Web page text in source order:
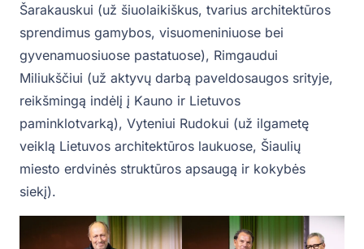
Šarakauskui (už šiuolaikiškus, tvarius architektūros
sprendimus gamybos, visuomeniniuose bei
gyvenamuosiuose pastatuose), Rimgaudui
Miliukščiui (už aktyvų darbą paveldosaugos srityje,
reikšmingą indėlį į Kauno ir Lietuvos
paminklotvarką), Vyteniui Rudokui (už ilgametę
veiklą Lietuvos architektūros laukuose, Šiaulių
miesto erdvinės struktūros apsaugą ir kokybės
siekį).